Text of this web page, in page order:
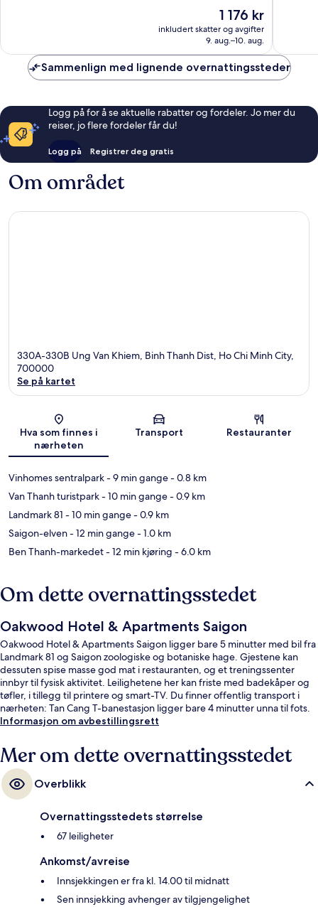
Prisen
er
1 176 kr
1 176 kr
inkludert skatter og avgifter
9. aug.–10. aug.
Sammenlign med lignende overnattingssteder
Logg på for å se aktuelle rabatter og fordeler. Jo mer du
reiser, jo flere fordeler får du!
Logg på Registrer deg gratis
Om området
330A-330B Ung Van Khiem, Binh Thanh Dist, Ho Chi Minh City,
700000
Se på kartet
Hva som finnes i
nærheten
Transport Restauranter
Vinhomes sentralpark- 9 min gange- 0.8 km
Van Thanh turistpark- 10 min gange- 0.9 km
Landmark 81 - 10 min gange- 0.9 km
Saigon-elven- 12 min gange- 1.0 km
Ben Thanh-markedet- 12 min kjøring - 6.0 km
Om dette overnattingsstedet
Oakwood Hotel & Apartments Saigon
Oakwood Hotel & Apartments Saigon ligger bare 5 minutter med bil fra
Landmark 81 og Saigon zoologiske og botaniske hage. Gjestene kan
dessuten spise masse god mat i restauranten, og et treningssenter
innbyr til fysisk aktivitet. Leilighetene her kan friste med badekåper og
tøfler, i tillegg til printere og smart-TV. Du finner offentlig transport i
nærheten: Tan Cang T-banestasjon ligger bare 4 minutter unna til fots.
Informasjon om avbestillingsrett
Mer om dette overnattingsstedet
Overblikk
Overnattingsstedets størrelse
67 leiligheter
Ankomst/avreise
Innsjekkingen er fra kl. 14.00 til midnatt
Sen innsjekking avhenger av tilgjengelighet